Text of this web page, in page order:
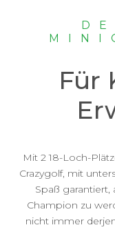
Für
Mit 2 18-Loch-
Crazygolf, mit
Spaß
Champion zu
nicht immer